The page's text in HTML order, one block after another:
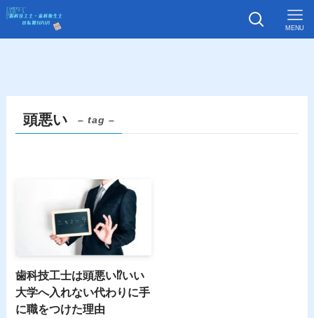
MENU
頭悪い – tag –
歯科技工士は頭悪い⁉いい
大学へ入れない代わりに手
に職をつけた理由